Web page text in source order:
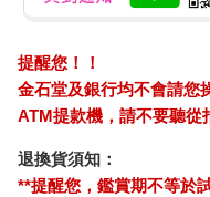
提醒您！！
金石堂及銀行均不會請您
ATM提款機，請不要聽從
退換貨須知：
**提醒您，鑑賞期不等於